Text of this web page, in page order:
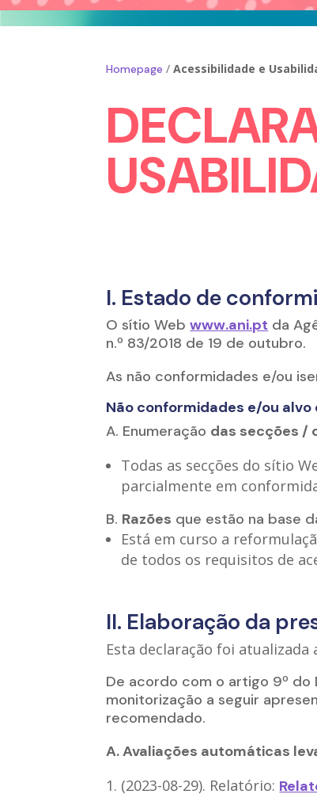
Homepage /Acessibilidade e
I. Estado de
O sítio Webwww.ani.pt da
n.º 83/2018 de 19 de outubro.
As não conformidades e/ou
Não conformidades e/ou alvo
A. Enumeração das secções /
Todas as secções do sítio
parcialmente em
B. Razões que estão na base
Está em curso a
de todos os requisitos de
II. Elaboração da
Esta declaração foi atualizada
De acordo com o artigo 9º
monitorização a seguir
recomendado.
A. Avaliações automáticas
(2023-08-29). Relatório: